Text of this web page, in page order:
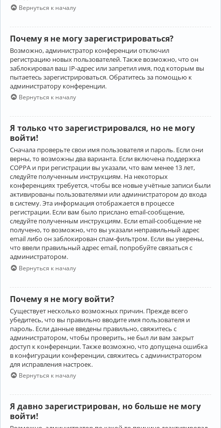
Вернуться к началу
Почему я не могу зарегистрироваться?
Возможно, администратор конференции отключил
регистрацию новых пользователей. Также возможно, что он
заблокировал ваш IP-адрес или запретил имя, под которым вы
пытаетесь зарегистрироваться. Обратитесь за помощью к
администратору конференции.
Вернуться к началу
Я только что зарегистрировался, но не могу
войти!
Сначала проверьте свои имя пользователя и пароль. Если они
верны, то возможны два варианта. Если включена поддержка
COPPA и при регистрации вы указали, что вам менее 13 лет,
следуйте полученным инструкциям. На некоторых
конференциях требуется, чтобы все новые учётные записи были
активированы пользователями или администратором до входа
в систему. Эта информация отображается в процессе
регистрации. Если вам было прислано email-сообщение,
следуйте полученным инструкциям. Если email-сообщение не
получено, то возможно, что вы указали неправильный адрес
email либо он заблокирован спам-фильтром. Если вы уверены,
что ввели правильный адрес email, попробуйте связаться с
администратором.
Вернуться к началу
Почему я не могу войти?
Существует несколько возможных причин. Прежде всего
убедитесь, что вы правильно вводите имя пользователя и
пароль. Если данные введены правильно, свяжитесь с
администратором, чтобы проверить, не был ли вам закрыт
доступ к конференции. Также возможно, что допущена ошибка
в конфигурации конференции, свяжитесь с администратором
для исправления настроек.
Вернуться к началу
Я давно зарегистрирован, но больше не могу
войти!